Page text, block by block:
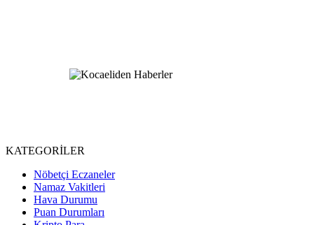
KATEGORİLER
Nöbetçi Eczaneler
Namaz Vakitleri
Hava Durumu
Puan Durumları